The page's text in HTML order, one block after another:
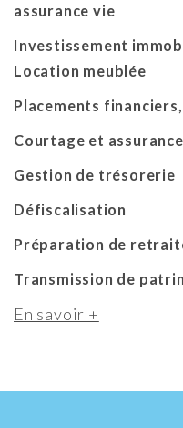
assurance vie
Investissement
Location meublée
Placements financiers,
Courtage et
Gestion de trésorerie
Défiscalisation
Préparation de
Transmission de
En savoir +